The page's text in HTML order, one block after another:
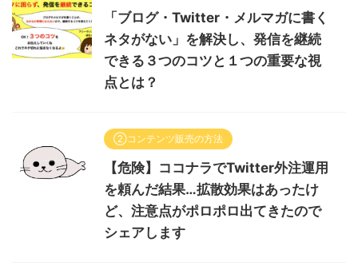
「ブログ・Twitter・メルマガに書く
ネタがない」を解決し、発信を継続
できる３つのコツと１つの重要な視
点とは？
②コンテンツ販売の方法
【危険】ココナラでTwitter外注運用
を頼んだ結果…拡散効果はあったけ
ど、注意点がポロポロ出てきたので
シェアします